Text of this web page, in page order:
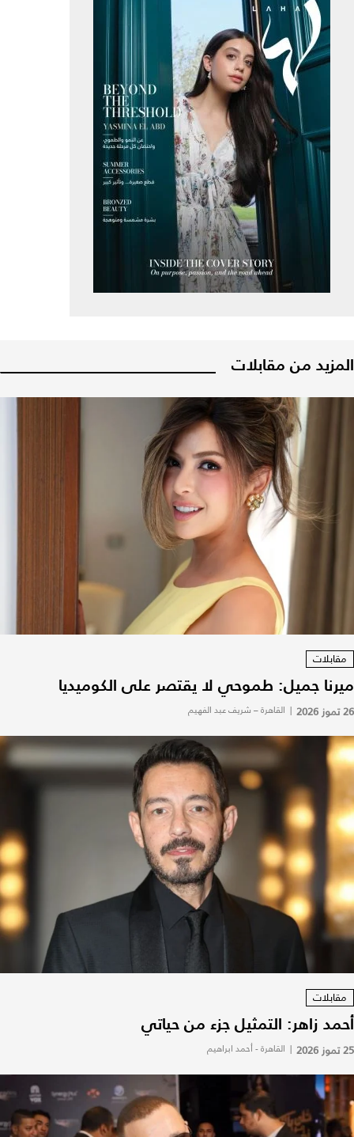
المزيد من مقابلات
مقابلات
ميرنا جميل: طموحي لا يقتصر على الكوميديا
26 تموز 2026 | القاهرة – شريف عبد الفهيم
مقابلات
أحمد زاهر: التمثيل جزء من حياتي
25 تموز 2026 | القاهرة - أحمد ابراهيم